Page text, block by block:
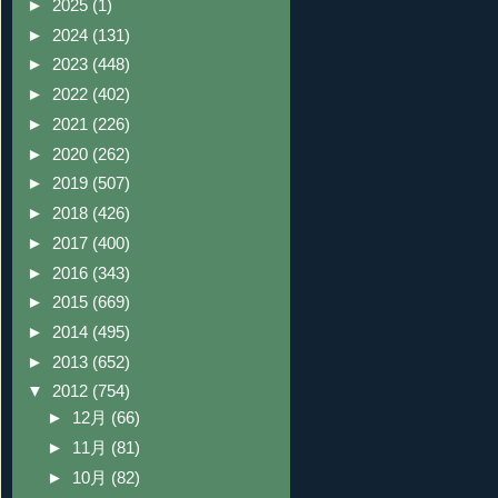
► 2025 (1)
► 2024 (131)
► 2023 (448)
► 2022 (402)
► 2021 (226)
► 2020 (262)
► 2019 (507)
► 2018 (426)
► 2017 (400)
► 2016 (343)
► 2015 (669)
► 2014 (495)
► 2013 (652)
▼ 2012 (754)
► 12月 (66)
► 11月 (81)
► 10月 (82)